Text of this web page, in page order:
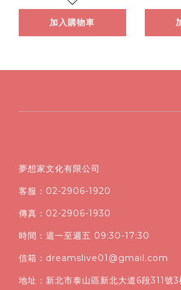
加入購物車
夢想家文化有限公司
客服：02-2906-1920
傳真：02-2906-1930
時間：週一至週五 09:30-17:30
信箱：dreamslive01@gmail.com
地址：新北市泰山區新北大道6段311號3